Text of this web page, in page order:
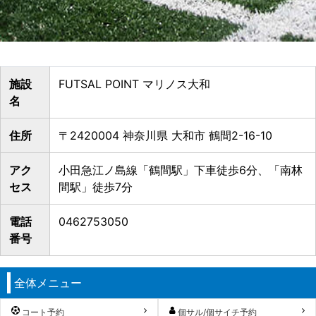
施設
名
FUTSAL POINT マリノス大和
住所 〒2420004 神奈川県 大和市 鶴間2-16-10
アク
セス
小田急江ノ島線「鶴間駅」下車徒歩6分、「南林
間駅」徒歩7分
電話
番号
0462753050
全体メニュー
コート予約 個サル/個サイチ予約